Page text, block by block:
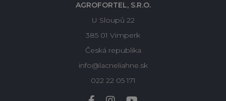
AGROFORTEL, S.R.O.
U Sloupů 22
385 01 Vimperk
Česká republika
info@lacneliahne.sk
022 22 05 171